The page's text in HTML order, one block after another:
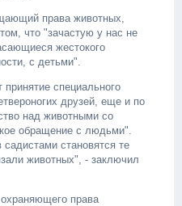
права животных,
что "зачастую у нас не
жестокого
с детьми".
специального
друзей, еще и по
над животными со
обращение с людьми".
становятся те
животных", - заключил
права